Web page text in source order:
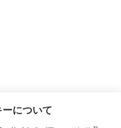
について